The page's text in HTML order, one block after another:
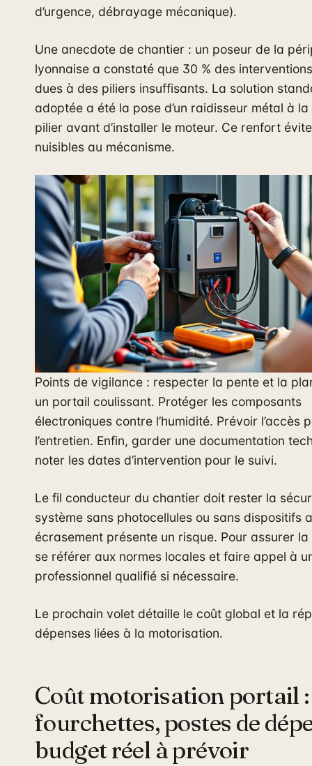
d’urgence, débrayage mécanique).
Une anecdote de chantier : un poseur de la
lyonnaise a constaté que 30 % des
dues à des piliers insuffisants. La solution
adoptée a été la pose d’un raidisseur métal à
pilier avant d’installer le moteur. Ce renfort
nuisibles au mécanisme.
Points de vigilance : respecter la pente et la
un portail coulissant. Protéger les composants
électroniques contre l’humidité. Prévoir l’accès
l’entretien. Enfin, garder une documentation
noter les dates d’intervention pour le suivi.
Le fil conducteur du chantier doit rester la
système sans photocellules ou sans dispositifs
écrasement présente un risque. Pour assurer
se référer aux normes locales et faire appel à
professionnel qualifié si nécessaire.
Le prochain volet détaille le coût global et la
dépenses liées à la motorisation.
Coût motorisation portail :
fourchettes, postes de
budget réel à prévoir